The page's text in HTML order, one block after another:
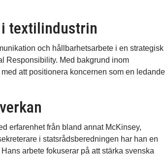
textilindustrin
och hållbarhetsarbete i en strategisk
Responsibility. Med bakgrund inom
att positionera koncernen som en ledande
erfarenhet från bland annat McKinsey,
i statsrådsberedningen har han en
arbete fokuserar på att stärka svenska